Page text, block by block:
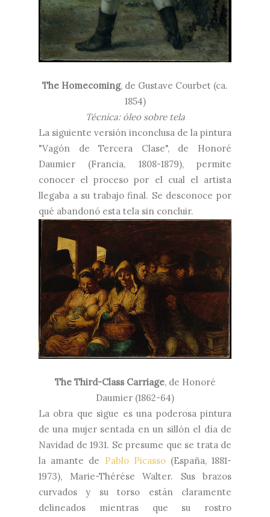
The Homecoming, de Gustave Courbet (ca.
1854)
Técnica: óleo sobre tela
La siguiente versión inconclusa de la pintura
"Vagón de Tercera Clase", de Honoré
Daumier (Francia, 1808-1879), permite
conocer el proceso por el cual el artista
llegaba a su trabajo final. Se desconoce por
qué abandonó esta tela sin concluir.
The Third-Class Carriage, de Honoré
Daumier (1862-64)
La obra que sigue es una poderosa pintura
de una mujer sentada en un sillón el día de
Navidad de 1931. Se presume que se trata de
la amante de Pablo Picasso(España, 1881-
1973), Marie-Thérése Walter. Sus brazos
curvados y su torso están claramente
delineados mientras que su rostro